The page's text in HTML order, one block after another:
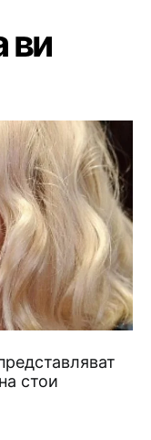
ви
стои